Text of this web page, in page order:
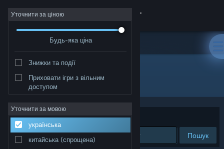
Увійти
Крамниця
Інформація
Підтримка
Уточнити за ціною
Будь-яка ціна
Знижки та події
Приховати ігри з вільним
доступом
Уточнити за мовою
українська
китайська (спрощена)
Розробник: Llamasoft Ltd.
Упорядкувати за доречністю
Пошук